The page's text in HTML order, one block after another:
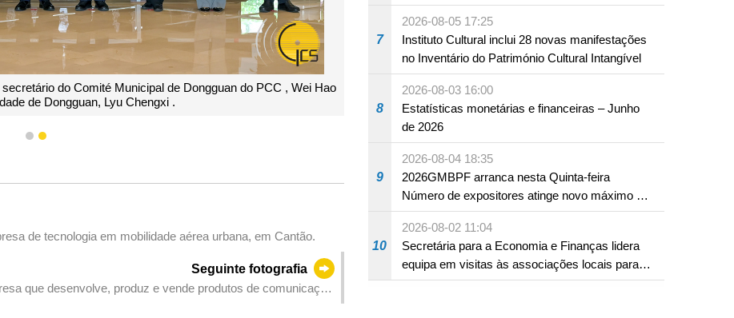
do Comité Municipal de Dongguan do PCC , Wei Hao
de Dongguan, Lyu Chengxi .
1 2
Chefe do Executivo, Sam Hou Fai, visita uma empresa de tecnologia em mobilidade aérea urbana, em Cantão.
Seguinte fotografia
que desenvolve, produz e vende produtos de comunicação
produto com substâncias medicamentosas
ocidentais
7
2026-08-05 17:25
Instituto Cultural inclui 28 novas manifestações
no Inventário do Património Cultural Intangível
8
2026-08-03 16:00
Estatísticas monetárias e financeiras – Junho
de 2026
9
2026-08-04 18:35
2026GMBPF arranca nesta Quinta-feira
Número de expositores atinge novo máximo em
18 anos
10
2026-08-02 11:04
Secretária para a Economia e Finanças lidera
equipa em visitas às associações locais para
consolidar consensos e promover os trabalhos